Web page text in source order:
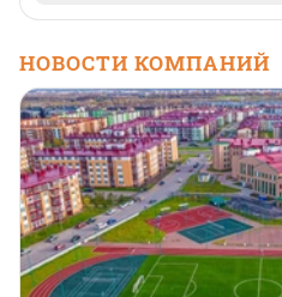
НОВОСТИ КОМПАНИЙ